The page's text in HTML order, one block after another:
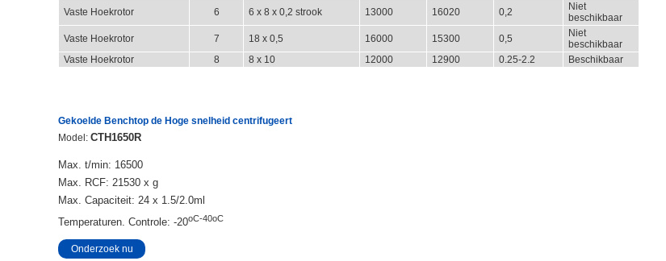
Vaste Hoekrotor
6 6 x 8 x 0,2 strook 13000 16020 0,2
Niet
beschikbaar
Vaste Hoekrotor
7 18 x 0,5 16000 15300 0,5
Niet
beschikbaar
Vaste Hoekrotor
8 8 x 10 12000 12900 0.25-2.2 Beschikbaar
Gekoelde Benchtop de Hoge snelheid centrifugeert
Model: CTH1650R
Max. t/min: 16500
Max. RCF: 21530 x g
Max. Capaciteit: 24 x 1.5/2.0ml
Temperaturen. Controle: -20oC-40oC
Onderzoek nu